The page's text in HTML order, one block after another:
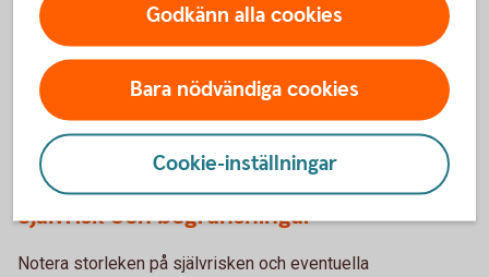
Vad täcker försäkringen?
Hemförsäkringar kan variera i täckning. Vissa täcker skador
orsakade av skadedjur, medan andra inte gör det. Det är
viktigt att noga granska försäkringspolicyn.
Självrisk och begränsningar
Notera storleken på självrisken och eventuella
Godkänn alla cookies
Bara nödvändiga cookies
Cookie-inställningar